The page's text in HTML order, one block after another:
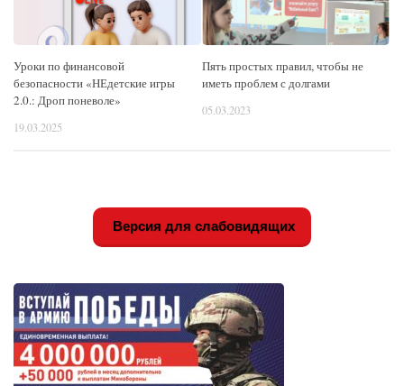
Уроки по финансовой
безопасности «НЕдетские игры
2.0.: Дроп поневоле»
19.03.2025
Пять простых правил, чтобы не
иметь проблем с долгами
05.03.2023
Версия для слабовидящих